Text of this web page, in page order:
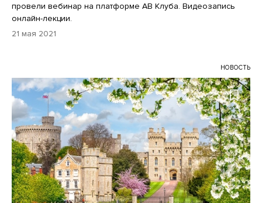
провели вебинар на платформе АВ Клуба. Видеозапись
онлайн-лекции.
21 мая 2021
НОВОСТЬ